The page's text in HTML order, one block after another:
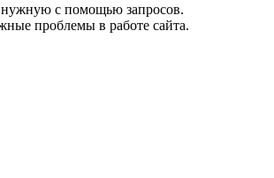
нужную с помощью запросов.
проблемы в работе сайта.